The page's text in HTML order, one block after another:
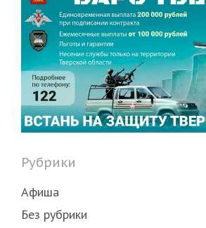
Рубрики
Афиша
Без рубрики